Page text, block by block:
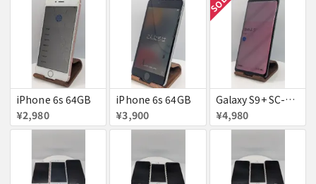
iPhone 6s 64GB
¥2,980
iPhone 6s 64GB
¥3,900
Galaxy S9+ SC-03K
¥4,980